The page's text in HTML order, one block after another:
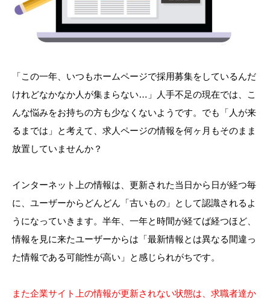
「この一年、いつもホームページで採用募集をしているんだ
けれどなかなか人が集まらない…」人手不足の現在では、こ
んな悩みをお持ちの方も少なくないようです。でも「人が来
るまでは」と考えて、求人ページの情報を何ヶ月もそのまま
放置していませんか？
インターネット上の情報は、更新された当日から日が経つ毎
に、ユーザーからどんどん「古いもの」として認識されるよ
うになっていきます。半年、一年と時間が経てば経つほど、
情報を見に来たユーザーからは「最新情報とは異なる間違っ
た情報である可能性が高い」と感じられがちです。
また企業サイト上の情報が更新されない状態は、求職者達か